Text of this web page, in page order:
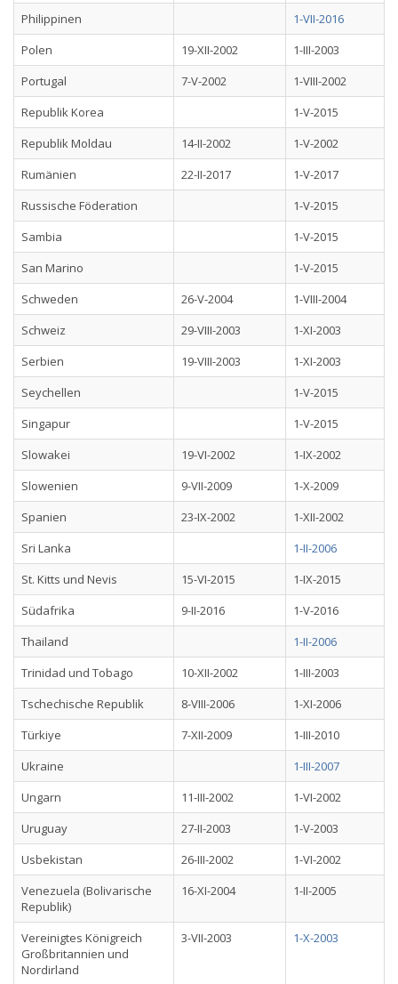
Philippinen
1-VII-2016
Polen
19-XII-2002
1-III-2003
Portugal
7-V-2002
1-VIII-2002
Republik Korea
1-V-2015
Republik Moldau
14-II-2002
1-V-2002
Rumänien
22-II-2017
1-V-2017
Russische Föderation
1-V-2015
Sambia
1-V-2015
San Marino
1-V-2015
Schweden
26-V-2004
1-VIII-2004
Schweiz
29-VIII-2003
1-XI-2003
Serbien
19-VIII-2003
1-XI-2003
Seychellen
1-V-2015
Singapur
1-V-2015
Slowakei
19-VI-2002
1-IX-2002
Slowenien
9-VII-2009
1-X-2009
Spanien
23-IX-2002
1-XII-2002
Sri Lanka
1-II-2006
St. Kitts und Nevis
15-VI-2015
1-IX-2015
Südafrika
9-II-2016
1-V-2016
Thailand
1-II-2006
Trinidad und Tobago
10-XII-2002
1-III-2003
Tschechische Republik
8-VIII-2006
1-XI-2006
Türkiye
7-XII-2009
1-III-2010
Ukraine
1-III-2007
Ungarn
11-III-2002
1-VI-2002
Uruguay
27-II-2003
1-V-2003
Usbekistan
26-III-2002
1-VI-2002
Venezuela (Bolivarische
Republik)
16-XI-2004 1-II-2005
Vereinigtes Königreich
Großbritannien und
Nordirland
3-VII-2003 1-X-2003